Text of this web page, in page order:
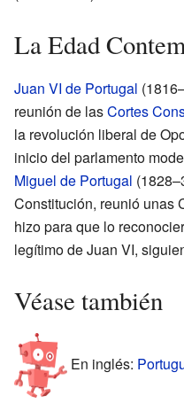
La Edad
Juan VI de Portugal
reunión de lasCortes
la revolución liberal de
inicio del parlamento
Miguel de Portugal
Constitución, reunió unas
hizo para que lo
legítimo de Juan VI,
Véase también
En inglés: